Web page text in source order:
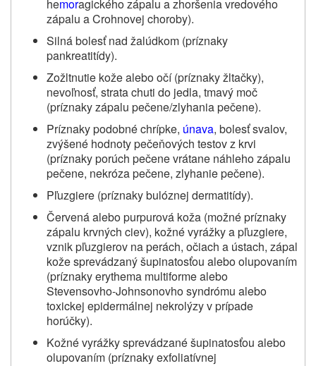
hemoragického zápalu a zhoršenia vredového
zápalu a Crohnovej choroby).
Silná bolesť nad žalúdkom (príznaky
pankreatitídy).
Zožltnutie kože alebo očí (príznaky žltačky),
nevoľnosť, strata chuti do jedla, tmavý moč
(príznaky zápalu pečene/zlyhania pečene).
Príznaky podobné chrípke, únava, bolesť svalov,
zvýšené hodnoty pečeňových testov z krvi
(príznaky porúch pečene vrátane náhleho zápalu
pečene, nekróza pečene, zlyhanie pečene).
Pľuzgiere (príznaky bulóznej dermatitídy).
Červená alebo purpurová koža (možné príznaky
zápalu krvných ciev), kožné vyrážky a pľuzgiere,
vznik pľuzgierov na perách, očiach a ústach, zápal
kože sprevádzaný šupinatosťou alebo olupovaním
(príznaky erythema multiforme alebo
Stevensovho-Johnsonovho syndrómu alebo
toxickej epidermálnej nekrolýzy v prípade
horúčky).
Kožné vyrážky sprevádzané šupinatosťou alebo
olupovaním (príznaky exfoliatívnej